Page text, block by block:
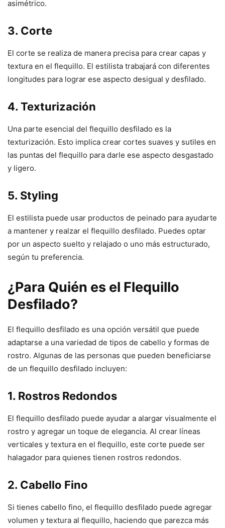
asimétrico.
3. Corte
El corte se realiza de manera precisa para crear capas y
textura en el flequillo. El estilista trabajará con diferentes
longitudes para lograr ese aspecto desigual y desfilado.
4. Texturización
Una parte esencial del flequillo desfilado es la
texturización. Esto implica crear cortes suaves y sutiles en
las puntas del flequillo para darle ese aspecto desgastado
y ligero.
5. Styling
El estilista puede usar productos de peinado para ayudarte
a mantener y realzar el flequillo desfilado. Puedes optar
por un aspecto suelto y relajado o uno más estructurado,
según tu preferencia.
¿Para Quién es el Flequillo
Desfilado?
El flequillo desfilado es una opción versátil que puede
adaptarse a una variedad de tipos de cabello y formas de
rostro. Algunas de las personas que pueden beneficiarse
de un flequillo desfilado incluyen:
1. Rostros Redondos
El flequillo desfilado puede ayudar a alargar visualmente el
rostro y agregar un toque de elegancia. Al crear líneas
verticales y textura en el flequillo, este corte puede ser
halagador para quienes tienen rostros redondos.
2. Cabello Fino
Si tienes cabello fino, el flequillo desfilado puede agregar
volumen y textura al flequillo, haciendo que parezca más